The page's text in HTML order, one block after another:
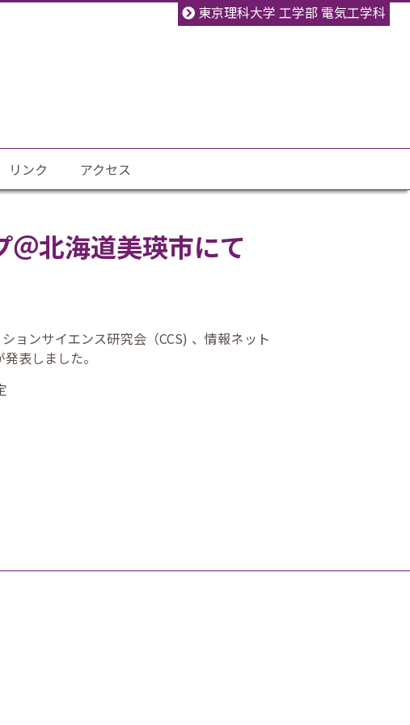
東京理科大学 工学部 電気工学科
リンク アクセス
北海道美瑛市にて
ョンサイエンス研究会（CCS) 、情報ネット
表しました。